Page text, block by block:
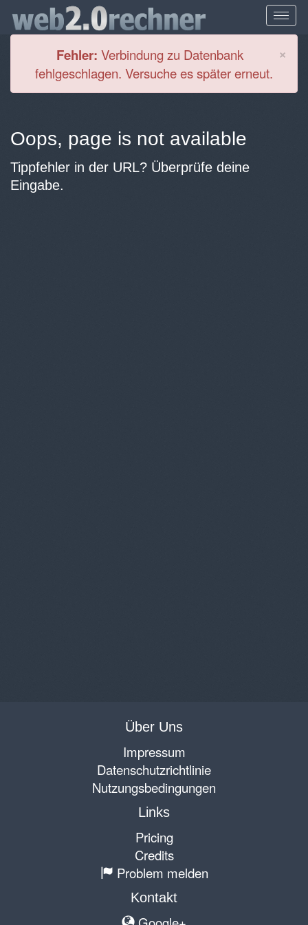
×
Fehler: Verbindung zu Datenbank
fehlgeschlagen. Versuche es später erneut.
Oops, page is not available
Tippfehler in der URL? Überprüfe deine
Eingabe.
Über Uns
Impressum
Datenschutzrichtlinie
Nutzungsbedingungen
Links
Pricing
Credits
Problem melden
Kontakt